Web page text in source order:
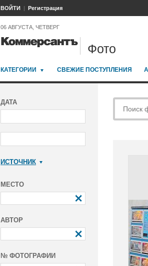
ВОЙТИ Регистрация
06 АВГУСТА, ЧЕТВЕРГ
Фото
КАТЕГОРИИ СВЕЖИЕ ПОСТУПЛЕНИЯ
ДАТА
ИСТОЧНИК
МЕСТО
АВТОР
№ ФОТОГРАФИИ